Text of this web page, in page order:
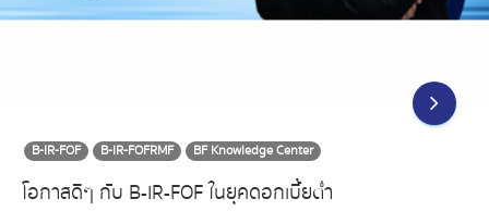
B-IR-FOF B-IR-FOFRMF BF Knowledge Center
โอกาสดีๆ กับ B-IR-FOF ในยุคดอกเบี้ยต่ำ